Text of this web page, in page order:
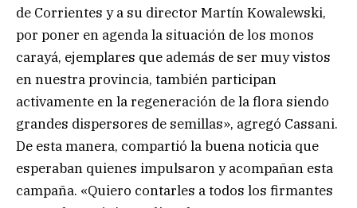
de Corrientes y a su director Martín Kowalewski,
por poner en agenda la situación de los monos
carayá, ejemplares que además de ser muy vistos
en nuestra provincia, también participan
activamente en la regeneración de la flora siendo
grandes dispersores de semillas», agregó Cassani.
De esta manera, compartió la buena noticia que
esperaban quienes impulsaron y acompañan esta
campaña. «Quiero contarles a todos los firmantes